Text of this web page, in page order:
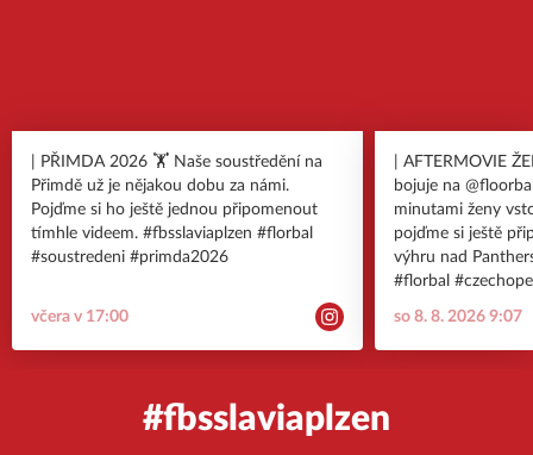
| PŘIMDA 2026 🏋️ Naše soustředění na
Přimdě už je nějakou dobu za námi.
Pojďme si ho ještě jednou připomenout
tímhle videem. #fbsslaviaplzen #florbal
#soustredeni #primda2026
včera v 17:00
| AFTERMOVIE ŽEN 🎥 I
bojuje na
minutami ženy
pojďme si ještě
výhru nad Panthers.
#florbal
so 8. 8. 2026 9:07
#fbsslaviaplzen